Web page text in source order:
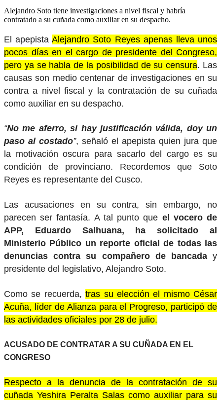
Alejandro Soto tiene investigaciones a nivel fiscal y habría
contratado a su cuñada como auxiliar en su despacho.
El apepistaAlejandro Soto Reyes apenas lleva unos
pocos días en el cargo de presidente del Congreso,
pero ya se habla de la posibilidad de su censura. Las
causas son medio centenar de investigaciones en su
contra a nivel fiscal y la contratación de su cuñada
como auxiliar en su despacho.
“No me aferro, si hay justificación válida, doy un
paso al costado”, señaló el apepista quien jura que
la motivación oscura para sacarlo del cargo es su
condición de provinciano. Recordemos que Soto
Reyes es representante del Cusco.
Las acusaciones en su contra, sin embargo, no
parecen ser fantasía. A tal punto que el vocero de
APP, Eduardo Salhuana, ha solicitado al
Ministerio Público un reporte oficial de todas las
denuncias contra su compañero de bancaday
presidente del legislativo, Alejandro Soto.
Como se recuerda,tras su elección el mismo César
Acuña, líder de Alianza para el Progreso, participó de
las actividades oficiales por 28 de julio.
ACUSADO DE CONTRATAR A SU CUÑADA EN EL
CONGRESO
Respecto a la denuncia de la contratación de su
cuñada Yeshira Peralta Salas como auxiliar para su